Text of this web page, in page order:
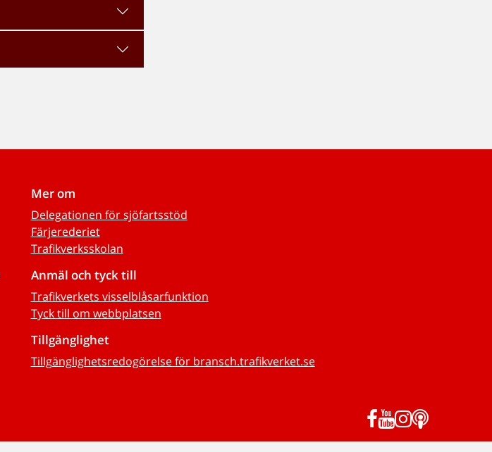
Mer om
Delegationen för sjöfartsstöd
Färjerederiet
Trafikverksskolan
Anmäl och tyck till
Trafikverkets visselblåsarfunktion
Tyck till om webbplatsen
Tillgänglighet
Tillgänglighetsredogörelse för bransch.trafikverket.se
Facebook
YouTube
Instagram
Podd